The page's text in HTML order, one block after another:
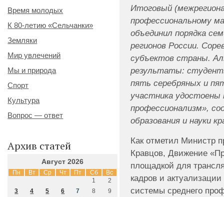
Итоговый
профессиональному
объединил порядка
регионов России.
субъектов страны.
результаты:
пять серебряных и
участника удостоены
профессионализм»,
образования и науки
Как отметил Министр
Кравцов, Движение
площадкой для
кадров и
системы среднего
Время молодых
К 80-летию «Сельчанки»
Земляки
Мир увлечений
Мы и природа
Спорт
Культура
Вопрос — ответ
Архив статей
Август 2026
Пн Вт Ср Чт Пт Сб Вс
1
2
3
4 5 6 7 8
9